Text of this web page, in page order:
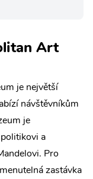
Art
je největší
návštěvníkům
je
a
Pro
zastávka